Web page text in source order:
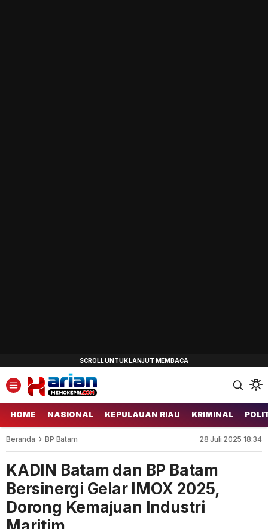
HOME NASIONAL KEPULAUAN RIAU KRIMINAL
Beranda BP Batam 28 Juli 2025 18:34
KADIN Batam dan BP Batam
Bersinergi Gelar IMOX 2025,
Dorong Kemajuan Industri